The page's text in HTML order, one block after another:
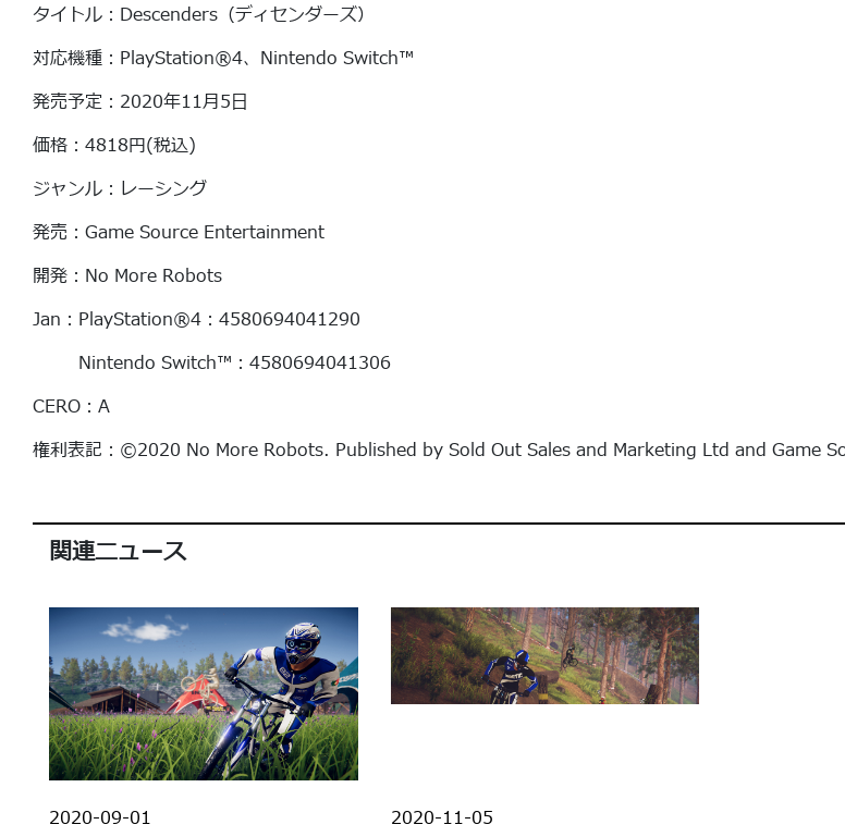
タイトル：Descenders（ディセンダーズ）
対応機種：PlayStation®4、Nintendo Switch™
発売予定：2020年11月5日
価格：4818円(税込)
ジャンル：レーシング
発売：Game Source Entertainment
開発：No More Robots
Jan：PlayStation®4：4580694041290
Nintendo Switch™：4580694041306
CERO：A
権利表記：©️2020 No More Robots. Published by Sold Out Sales and Marketing Ltd and Game
関連ニュース
2020-09-01 2020-11-05